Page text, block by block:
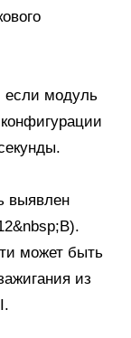
если модуль
выявлен
может быть
из